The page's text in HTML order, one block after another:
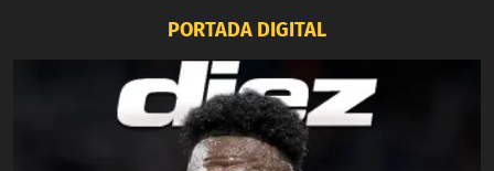
PORTADA DIGITAL